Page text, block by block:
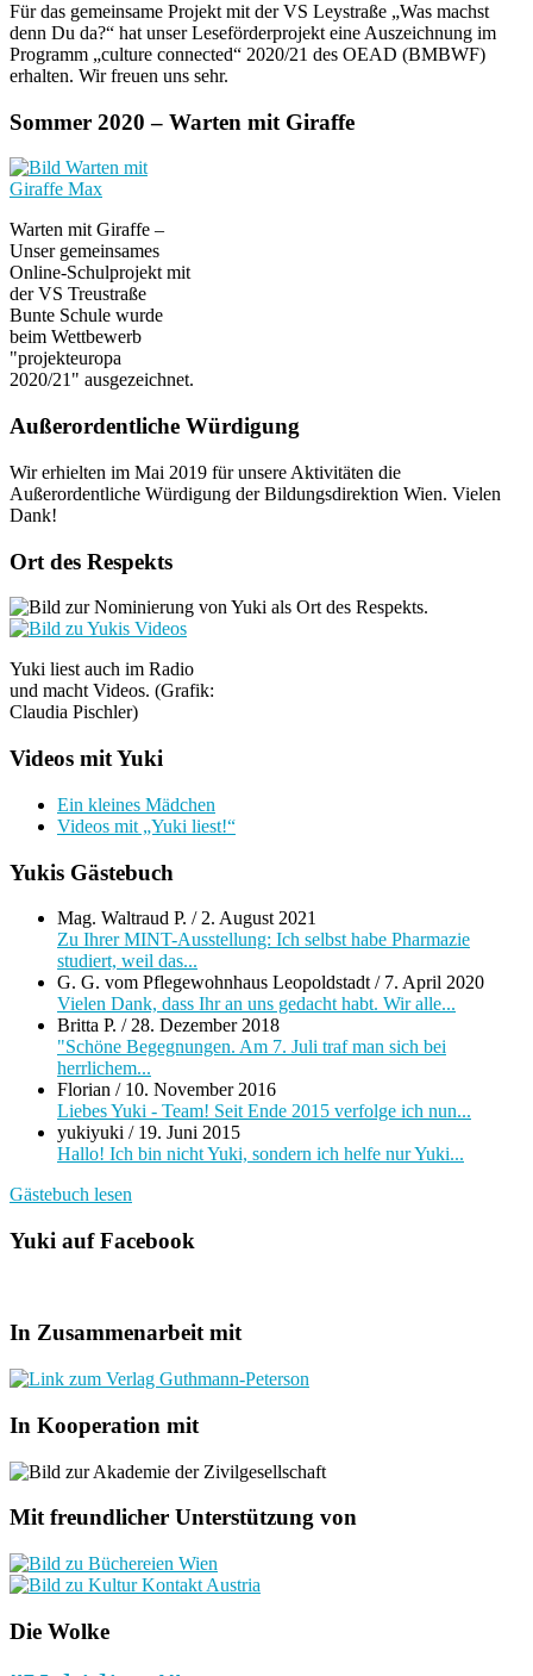
Für das gemeinsame Projekt mit der VS Leystraße „Was machst
denn Du da?“ hat unser Leseförderprojekt eine Auszeichnung im
Programm „culture connected“ 2020/21 des OEAD (BMBWF)
erhalten. Wir freuen uns sehr.
Sommer 2020 – Warten mit Giraffe
Warten mit Giraffe –
Unser gemeinsames
Online-Schulprojekt mit
der VS Treustraße
Bunte Schule wurde
beim Wettbewerb
"projekteuropa
2020/21" ausgezeichnet.
Außerordentliche Würdigung
Wir erhielten im Mai 2019 für unsere Aktivitäten die
Außerordentliche Würdigung der Bildungsdirektion Wien. Vielen
Dank!
Ort des Respekts
Yuki liest auch im Radio
und macht Videos. (Grafik:
Claudia Pischler)
Videos mit Yuki
Ein kleines Mädchen
Videos mit „Yuki liest!“
Yukis Gästebuch
Mag. Waltraud P. / 2. August 2021
Zu Ihrer MINT-Ausstellung: Ich selbst habe Pharmazie
studiert, weil das...
G. G. vom Pflegewohnhaus Leopoldstadt / 7. April 2020
Vielen Dank, dass Ihr an uns gedacht habt. Wir alle...
Britta P. / 28. Dezember 2018
"Schöne Begegnungen. Am 7. Juli traf man sich bei
herrlichem...
Florian / 10. November 2016
Liebes Yuki - Team! Seit Ende 2015 verfolge ich nun...
yukiyuki / 19. Juni 2015
Hallo! Ich bin nicht Yuki, sondern ich helfe nur Yuki...
Gästebuch lesen
Yuki auf Facebook
In Zusammenarbeit mit
In Kooperation mit
Mit freundlicher Unterstützung von
Die Wolke